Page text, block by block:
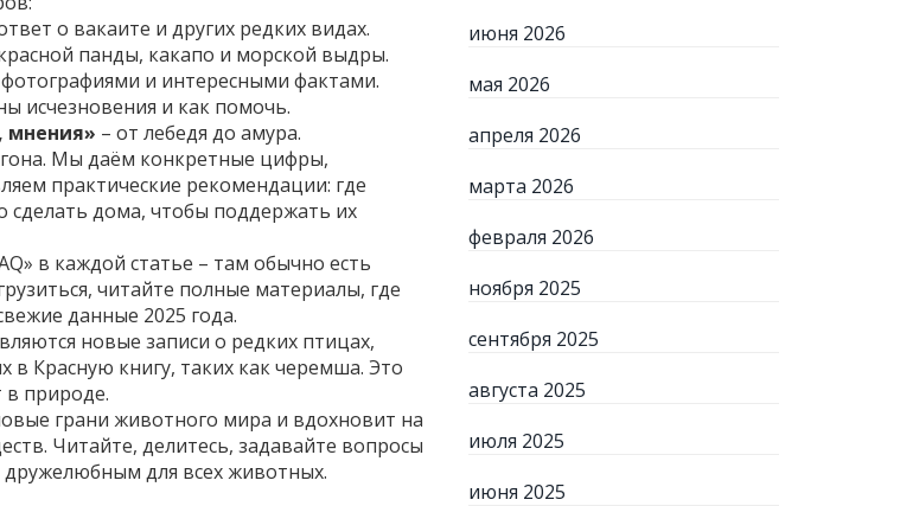
о вакаите и других редких видах.
панды, какапо и морской выдры.
фотографиями и интересными фактами.
исчезновения и как помочь.
мнения» – от лебедя до амура.
Мы даём конкретные цифры,
практические рекомендации: где
дома, чтобы поддержать их
в каждой статье – там обычно есть
читайте полные материалы, где
данные 2025 года.
новые записи о редких птицах,
Красную книгу, таких как черемша. Это
в природе.
грани животного мира и вдохновит на
Читайте, делитесь, задавайте вопросы
для всех животных.
июня 2026
мая 2026
апреля 2026
марта 2026
февраля 2026
ноября 2025
сентября 2025
августа 2025
июля 2025
июня 2025